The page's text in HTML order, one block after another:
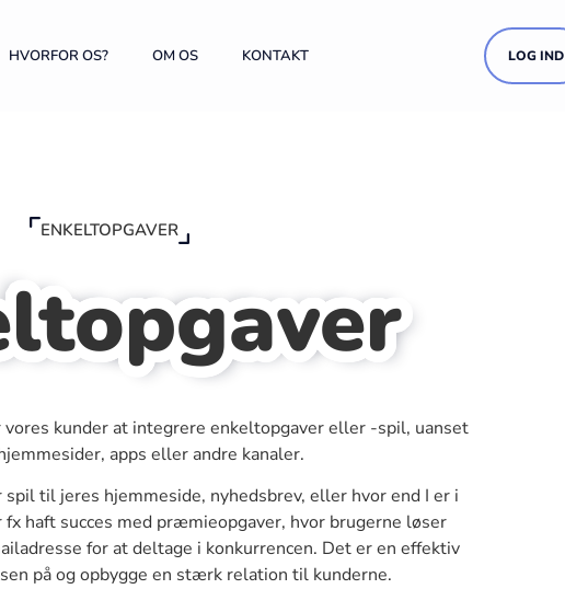
HVORFOR OS? OM OS KONTAKT LOG IND
ENKELTOPGAVER
kunder at integrere enkeltopgaver eller -spil, uanset
apps eller andre kanaler.
til jeres hjemmeside, nyhedsbrev, eller hvor end I er i
haft succes med præmieopgaver, hvor brugerne løser
for at deltage i konkurrencen. Det er en effektiv
på og opbygge en stærk relation til kunderne.